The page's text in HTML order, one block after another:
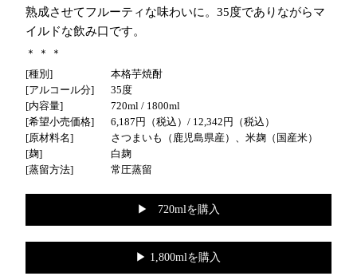
熟成させてフルーティな味わいに。35度でありながらマ
イルドな飲み口です。
種別
本格芋焼酎
アルコール分
35度
内容量
720ml / 1800ml
希望小売価格
6,187円（税込）/ 12,342円（税込）
原材料名
さつまいも（鹿児島県産）、米麹（国産米）
麹
白麹
蒸留方法
常圧蒸留
▶︎ 720mlを購入
▶︎ 1,800mlを購入